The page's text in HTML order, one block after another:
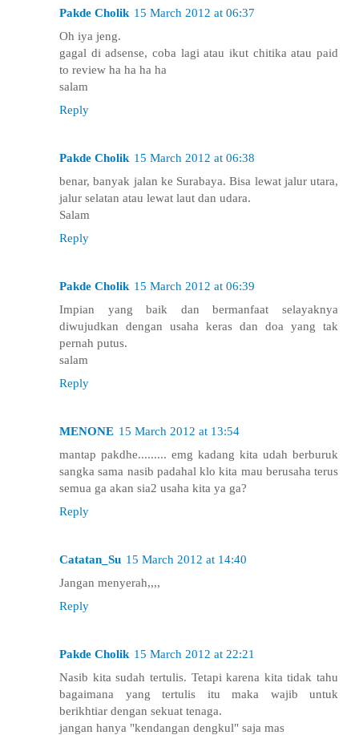
Pakde Cholik 15 March 2012 at 06:37
Oh iya jeng.
gagal di adsense, coba lagi atau ikut chitika atau paid
to review ha ha ha ha
salam
Reply
Pakde Cholik 15 March 2012 at 06:38
benar, banyak jalan ke Surabaya. Bisa lewat jalur utara,
jalur selatan atau lewat laut dan udara.
Salam
Reply
Pakde Cholik 15 March 2012 at 06:39
Impian yang baik dan bermanfaat selayaknya
diwujudkan dengan usaha keras dan doa yang tak
pernah putus.
salam
Reply
MENONE 15 March 2012 at 13:54
mantap pakdhe......... emg kadang kita udah berburuk
sangka sama nasib padahal klo kita mau berusaha terus
semua ga akan sia2 usaha kita ya ga?
Reply
Catatan_Su 15 March 2012 at 14:40
Jangan menyerah,,,,
Reply
Pakde Cholik 15 March 2012 at 22:21
Nasib kita sudah tertulis. Tetapi karena kita tidak tahu
bagaimana yang tertulis itu maka wajib untuk
berikhtiar dengan sekuat tenaga.
jangan hanya "kendangan dengkul" saja mas